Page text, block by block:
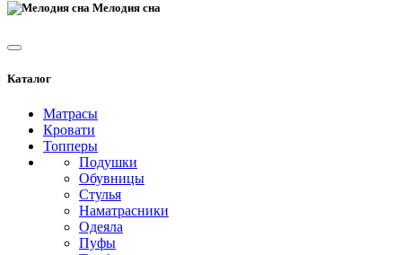
Мелодия сна
Каталог
Матрасы
Кровати
Топперы
Подушки
Обувницы
Стулья
Наматрасники
Одеяла
Пуфы